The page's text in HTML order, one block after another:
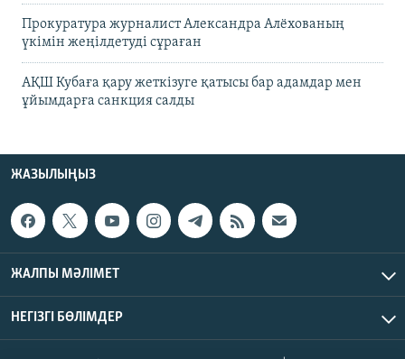
Прокуратура журналист Александра Алёхованың
үкімін жеңілдетуді сұраған
АҚШ Кубаға қару жеткізуге қатысы бар адамдар мен
ұйымдарға санкция салды
ЖАЗЫЛЫҢЫЗ
ЖАЛПЫ МӘЛІМЕТ
НЕГІЗГІ БӨЛІМДЕР